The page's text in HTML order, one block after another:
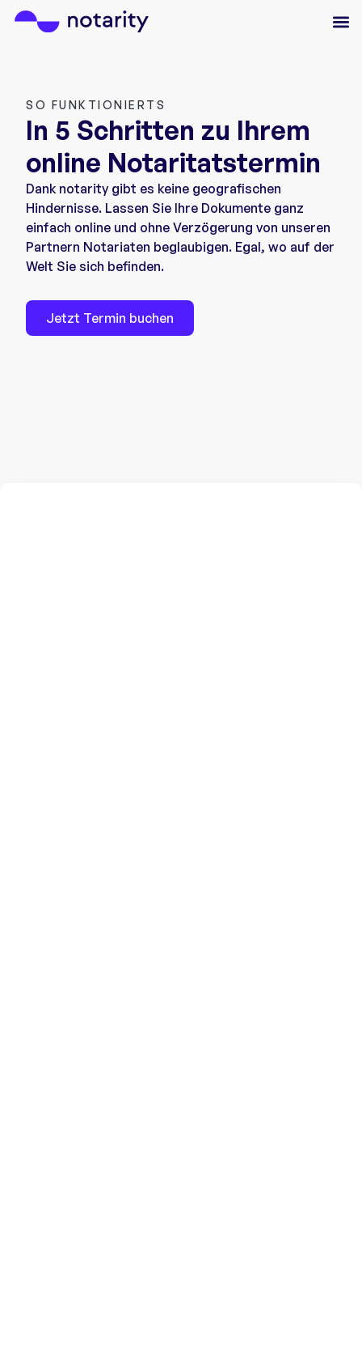
SO FUNKTIONIERTS
In 5 Schritten zu Ihrem
online Notaritatstermin
Dank notarity gibt es keine geografischen
Hindernisse. Lassen Sie Ihre Dokumente ganz
einfach online und ohne Verzögerung von unseren
Partnern Notariaten beglaubigen. Egal, wo auf der
Welt Sie sich befinden.
Jetzt Termin buchen